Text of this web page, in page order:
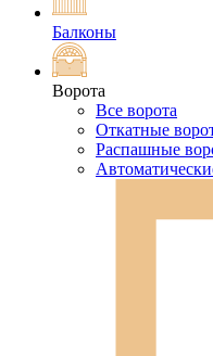
Балконы
Ворота
Все ворота
Откатные
Распашные